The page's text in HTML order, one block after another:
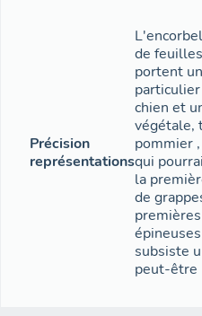
Précision
représentations
de
portent
chien et
végétale,
pommier
qui
la
de
subsiste
peut-être